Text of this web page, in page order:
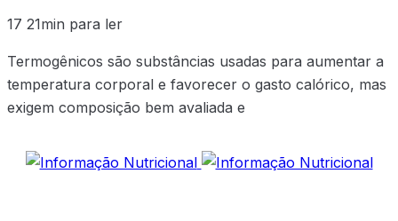
17 21min para ler
Termogênicos são substâncias usadas para aumentar a
temperatura corporal e favorecer o gasto calórico, mas
exigem composição bem avaliada e